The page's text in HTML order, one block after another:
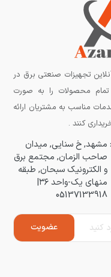
تجهیزات صنعتی برق در
تمام محصولات را به صورت
مناسب به مشتریان ارائه
کنند .
مشهد, خ سنایی, میدان
صاحب الزمان, مجتمع برق
و الکترونیک سبحان, طبقه
منهای یک-واحد ۳۶|
05137133918